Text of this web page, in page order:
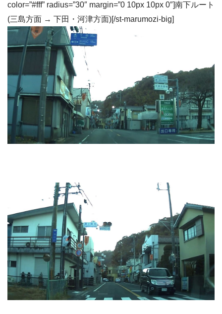
color=”#fff” radius=”30″ margin=”0 10px 10px 0″]南下ルート
(三島方面 → 下田・河津方面)[/st-marumozi-big]